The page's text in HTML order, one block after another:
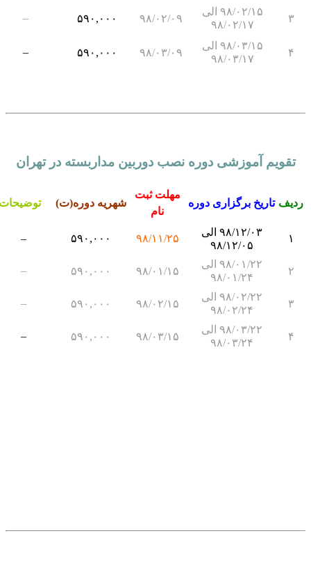
۹۸/۰۲/۱۵ الی
۹۸/۰۲/۱۷
۹۸/۰۲/۰۹ ۵۹۰,۰۰۰
۹۸/۰۳/۱۵ الی
۹۸/۰۳/۱۷
۹۸/۰۳/۰۹ ۵۹۰,۰۰۰
تقویم آموزشی دوره نصب دوربین مداربسته در تهران
تاریخ برگزاری دوره
مهلت ثبت
نام
شهریه دوره(ت) توضیحات
۹۸/۱۲/۰۳ الی
۹۸/۱۲/۰۵
۹۸/۱۱/۲۵ ۵۹۰,۰۰۰
۹۸/۰۱/۲۲ الی
۹۸/۰۱/۲۴
۹۸/۰۱/۱۵ ۵۹۰,۰۰۰
۹۸/۰۲/۲۲ الی
۹۸/۰۲/۲۴
۹۸/۰۲/۱۵ ۵۹۰,۰۰۰
۹۸/۰۳/۲۲ الی
۹۸/۰۳/۲۴
۹۸/۰۳/۱۵ ۵۹۰,۰۰۰